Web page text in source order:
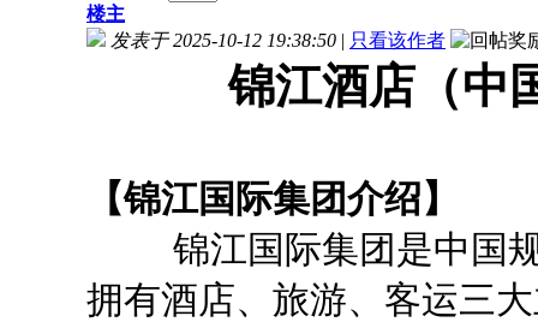
楼主
发表于 2025-10-12 19:38:50 | 只看该作者
锦江酒店（中
【锦江国际集团介绍】
锦江国际集团是中国规
拥有酒店、旅游、客运三